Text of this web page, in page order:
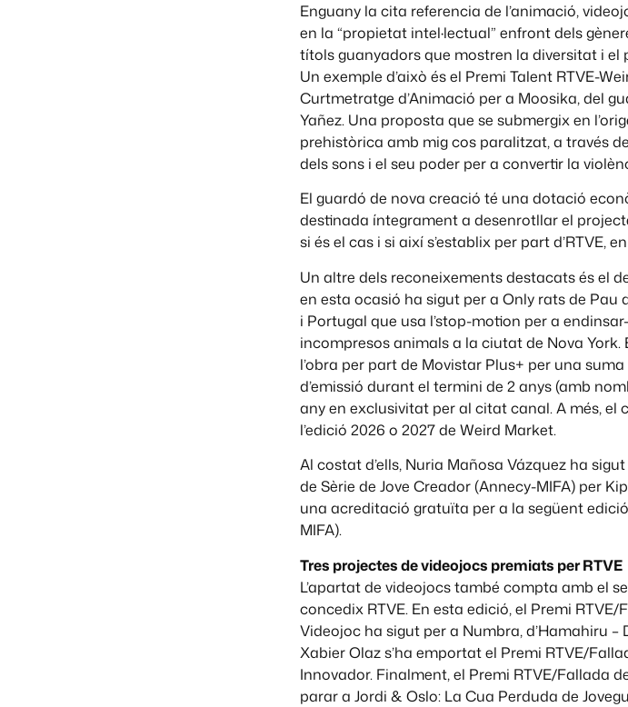
Enguany la cita referencia de l’animació,
en la “propietat intel·lectual” enfront dels
títols guanyadors que mostren la diversitat i el
Un exemple d’això és el Premi Talent RTVE-
Curtmetratge d’Animació per a Moosika, del
Yañez. Una proposta que se submergix en
prehistòrica amb mig cos paralitzat, a través
dels sons i el seu poder per a convertir la
El guardó de nova creació té una dotació
destinada íntegrament a desenrotllar el
si és el cas i si així s’establix per part d’RTVE,
Un altre dels reconeixements destacats és el
en esta ocasió ha sigut per a Only rats de
i Portugal que usa l’stop-motion per a
incompresos animals a la ciutat de Nova York.
l’obra per part de Movistar Plus+ per una
d’emissió durant el termini de 2 anys (amb
any en exclusivitat per al citat canal. A més,
l’edició 2026 o 2027 de Weird Market.
Al costat d’ells, Nuria Mañosa Vázquez ha
de Sèrie de Jove Creador (Annecy-MIFA) per
una acreditació gratuïta per a la següent
MIFA).
Tres projectes de videojocs premiats per RTVE
L’apartat de videojocs també compta amb el
concedix RTVE. En esta edició, el Premi
Videojoc ha sigut per a Numbra, d’Hamahiru
Xabier Olaz s’ha emportat el Premi RTVE/
Innovador. Finalment, el Premi RTVE/Fallada
parar a Jordi & Oslo: La Cua Perduda de